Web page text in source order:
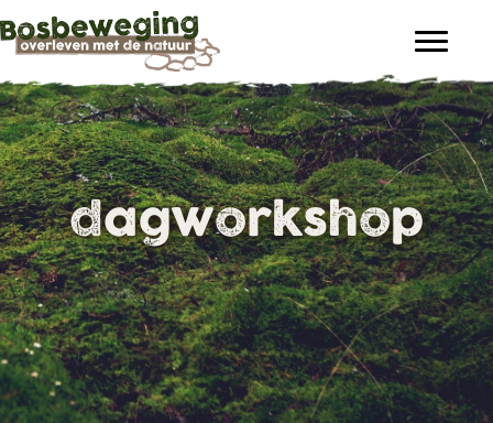
dagworkshop